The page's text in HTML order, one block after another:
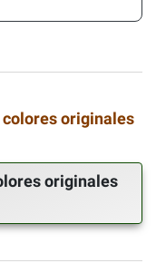
originales
originales